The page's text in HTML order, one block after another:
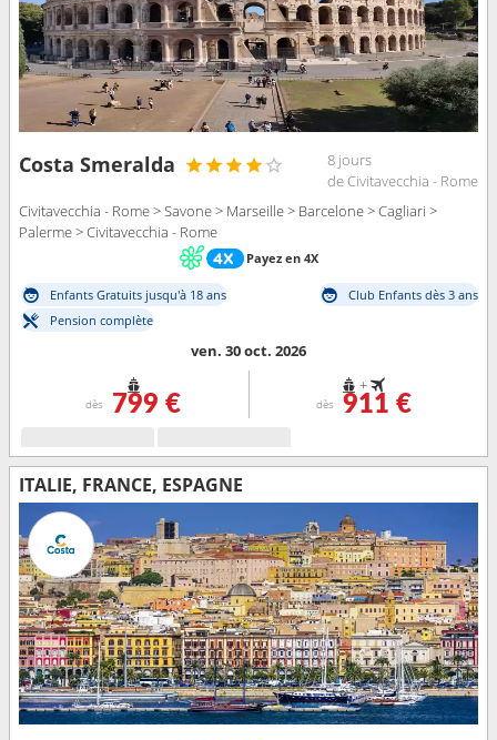
Costa Smeralda
8 jours
de Civitavecchia - Rome
Civitavecchia - Rome > Savone > Marseille > Barcelone > Cagliari >
Palerme > Civitavecchia - Rome
Payez en 4X
Enfants Gratuits jusqu'à 18 ans
Club Enfants dès 3 ans
Pension complète
ven. 30 oct. 2026
dès 799 €
+
dès 911 €
ITALIE, FRANCE, ESPAGNE